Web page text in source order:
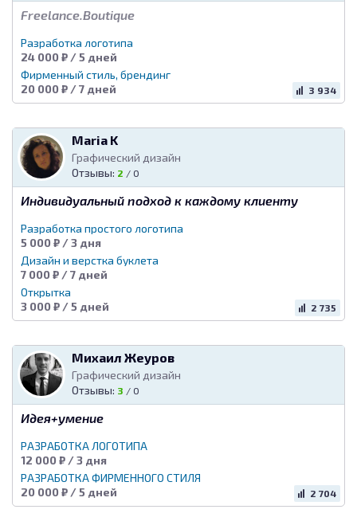
Freelance.Boutique
Разработка логотипа
24 000 ₽ / 5 дней
Фирменный стиль, брендинг
20 000 ₽ / 7 дней
3 934
Maria K
Графический дизайн
Отзывы: 2 / 0
Индивидуальный подход к каждому клиенту
Разработка простого логотипа
5 000 ₽ / 3 дня
Дизайн и верстка буклета
7 000 ₽ / 7 дней
Открытка
3 000 ₽ / 5 дней
2 735
Михаил Жеуров
Графический дизайн
Отзывы: 3 / 0
Идея+умение
РАЗРАБОТКА ЛОГОТИПА
12 000 ₽ / 3 дня
РАЗРАБОТКА ФИРМЕННОГО СТИЛЯ
20 000 ₽ / 5 дней
2 704